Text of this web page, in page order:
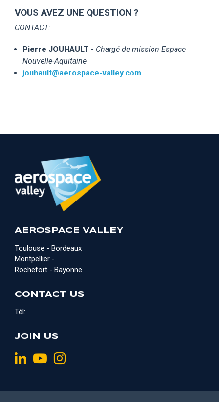
VOUS AVEZ UNE QUESTION ?
CONTACT:
Pierre JOUHAULT - Chargé de mission Espace
Nouvelle-Aquitaine
jouhault@aerospace-valley.com
AEROSPACE VALLEY
Toulouse - Bordeaux
Montpellier -
Rochefort - Bayonne
CONTACT US
Tél:
JOIN US